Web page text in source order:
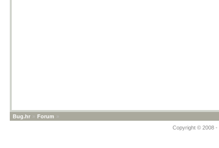
Bug.hr » Forum »
Copyright © 2008 -